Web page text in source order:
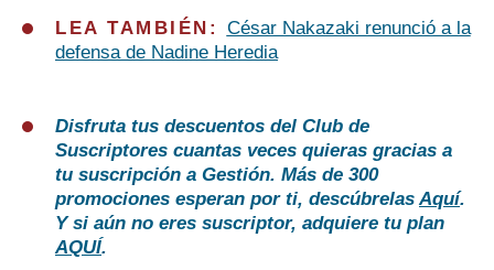
LEA TAMBIÉN: César Nakazaki renunció a la
defensa de Nadine Heredia
Disfruta tus descuentos del Club de
Suscriptores cuantas veces quieras gracias a
tu suscripción a Gestión. Más de 300
promociones esperan por ti, descúbrelasAquí.
Y si aún no eres suscriptor, adquiere tu plan
AQUÍ.